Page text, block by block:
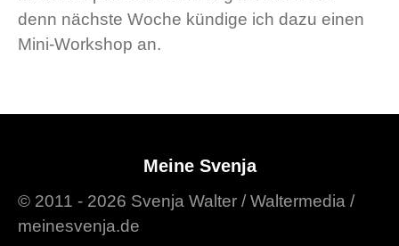
denn nächste Woche kündige ich dazu einen
Mini-Workshop an.
Meine Svenja
© 2011 - 2026 Svenja Walter / Waltermedia /
meinesvenja.de